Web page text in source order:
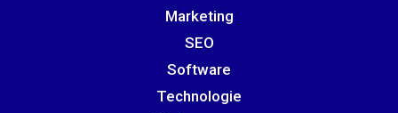
Marketing
SEO
Software
Technologie